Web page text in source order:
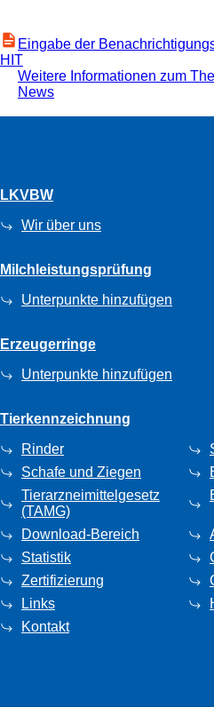
Eingabe der
HIT
Weitere Informationen zum
News
LKVBW
Wir über uns
Milchleistungsprüfung
Unterpunkte hinzufügen
Erzeugerringe
Unterpunkte hinzufügen
Tierkennzeichnung
Rinder
Schafe und Ziegen
Tierarzneimittelgesetz
(TAMG)
Download-Bereich
Statistik
Zertifizierung
Links
Kontakt